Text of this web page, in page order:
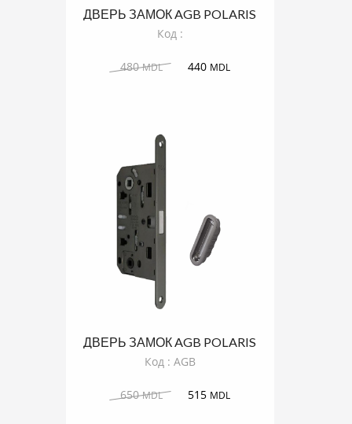
ДВЕРЬ ЗАМОК AGB POLARIS
БРОНЗА АНТИЧНАЯ
Код :
480MDL 440 MDL
ДВЕРЬ ЗАМОК AGB POLARIS
ТИТАН
Код : AGB
650MDL 515 MDL